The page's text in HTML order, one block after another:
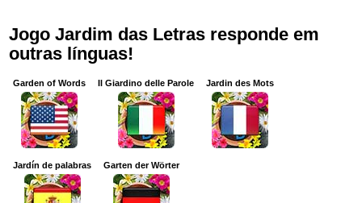
Jogo Jardim das Letras responde em
outras línguas!
Garden of Words Il Giardino delle Parole Jardin des Mots
Jardín de palabras Garten der Wörter